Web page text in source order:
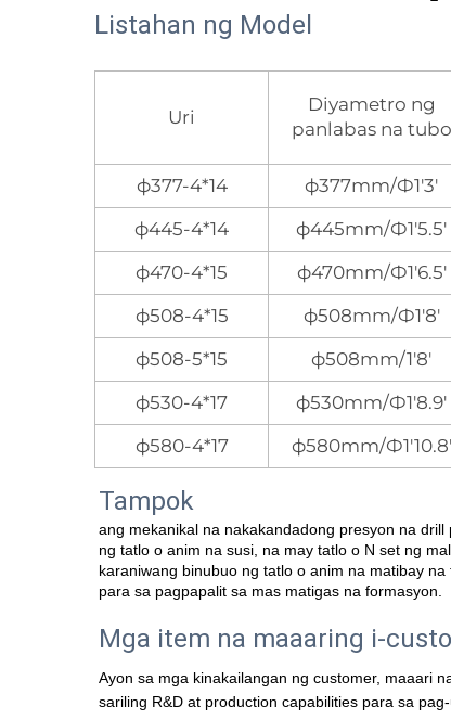
Listahan ng Model
Uri
Diyametro ng
panlabas na tubo
ф377-4*14 ф377mm/Ф1'3'
ф445-4*14
ф445mm/Ф1'5.5'
ф470-4*15
ф470mm/Ф1'6.5'
ф508-4*15
ф508mm/Ф1'8'
ф508-5*15
ф508mm/1'8'
ф530-4*17
ф530mm/Ф1'8.9'
ф580-4*17
ф580mm/Ф1'10.8'
Tampok
ang mekanikal na nakakandadong presyon na
ng tatlo o anim na susi, na may tatlo o N set ng
karaniwang binubuo ng tatlo o anim na matibay
para sa pagpapalit sa mas matigas na formasyon.
Mga item na maaaring i-
Ayon sa mga kinakailangan ng customer, maaari
sariling R&D at production capabilities para sa